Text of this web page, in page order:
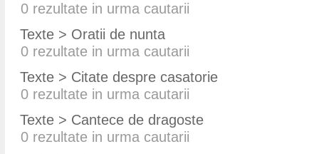
0 rezultate in urma cautarii
Texte > Oratii de nunta
0 rezultate in urma cautarii
Texte > Citate despre casatorie
0 rezultate in urma cautarii
Texte > Cantece de dragoste
0 rezultate in urma cautarii